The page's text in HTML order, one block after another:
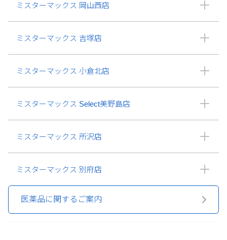
ミスターマックス 岡山西店
ミスターマックス 吉塚店
ミスターマックス 小倉北店
ミスターマックス Select美野島店
ミスターマックス 所沢店
ミスターマックス 別府店
医薬品に関するご案内